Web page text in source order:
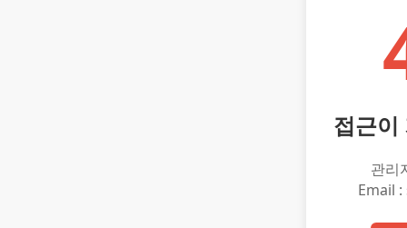
접근이
관리
Email